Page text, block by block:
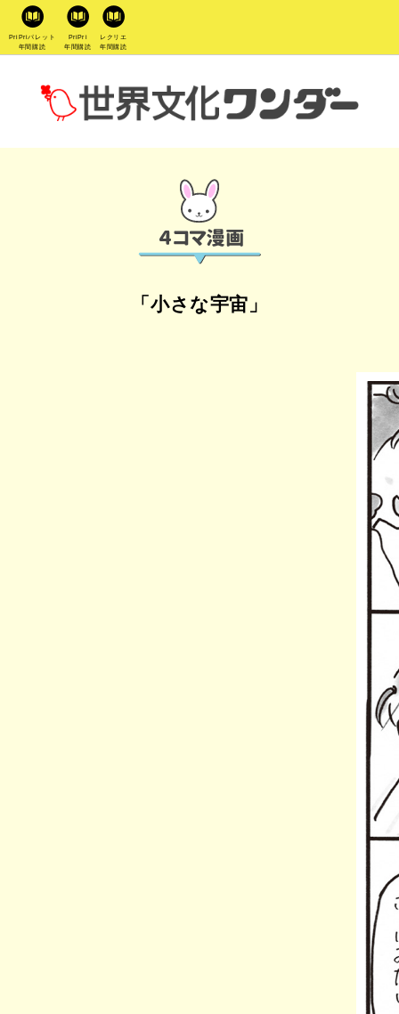
PriPriパレット
年間購読
PriPri
年間購読
レクリエ
年間購読
「小さな宇宙」